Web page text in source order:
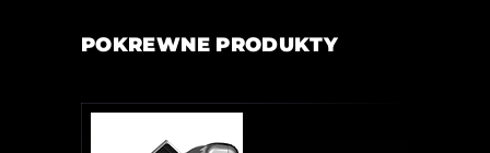
POKREWNE PRODUKTY